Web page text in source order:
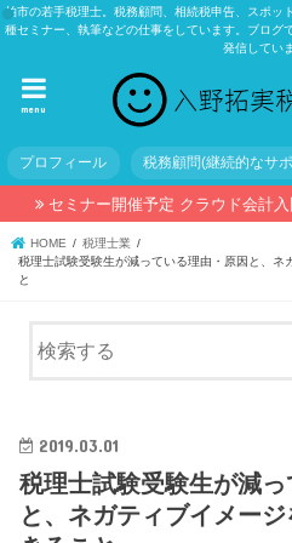
柏市の若手税理士。税務顧問、相続税申告、スポッ
種セミナー、執筆などの仕事をしています。ブログ
発信してい
menu
プロフィール 税務顧問(継続的なサ
セミナー開催予定 クラウド会計
HOME
税理士業
税理士試験受験生が減っている理由・原因と、ネ
と
2019.03.01
税理士試験受験生が減
と、ネガティブイメー